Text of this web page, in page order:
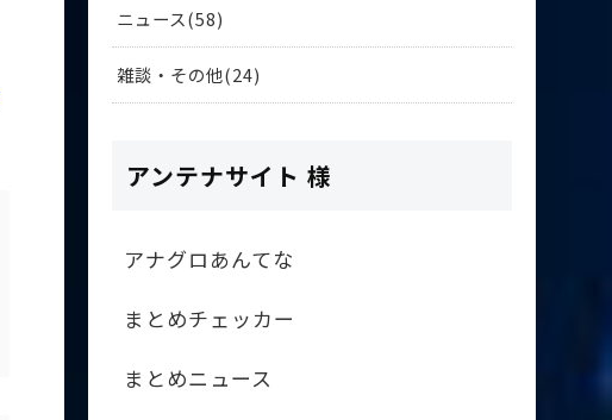
ニュース 58
雑談・その他 24
アンテナサイト 様
アナグロあんてな
まとめチェッカー
まとめニュース